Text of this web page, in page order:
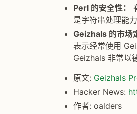
Perl 的安全性：
是字符串处理能
Geizhals 的市场
表示经常使用
Geizhals 非常以
原文: Geizhals
Hacker News:
作者: oalders